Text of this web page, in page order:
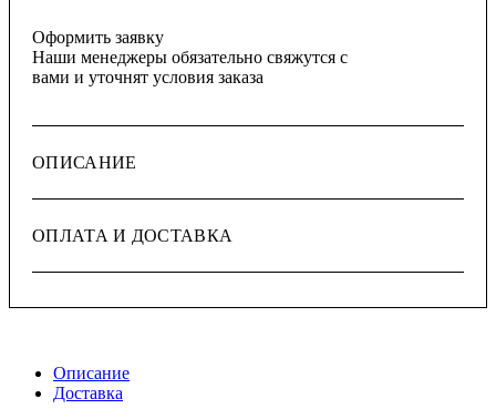
Оформить заявку
Наши менеджеры обязательно свяжутся с
вами и уточнят условия заказа
ОПИСАНИЕ
ОПЛАТА И ДОСТАВКА
Описание
Доставка